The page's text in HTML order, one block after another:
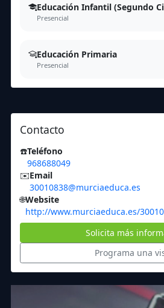
Educación Infantil (Segundo
Presencial
Educación Primaria
Presencial
Contacto
☎️Teléfono
968688049
✉️Email
30010838@murciaeduca.es
🌐Website
http://www.murciaeduca.es/
Solicita más
Programa una